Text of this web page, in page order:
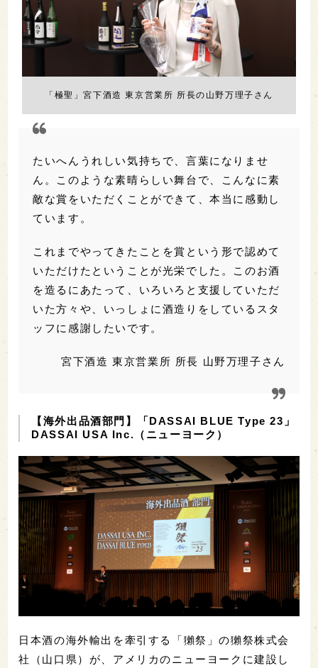
「極聖」宮下酒造 東京営業所 所長の山野万理子さん
たいへんうれしい気持ちで、言葉になりませ
ん。このような素晴らしい舞台で、こんなに素
敵な賞をいただくことができて、本当に感動し
ています。
これまでやってきたことを賞という形で認めて
いただけたということが光栄でした。このお酒
を造るにあたって、いろいろと支援していただ
いた方々や、いっしょに酒造りをしているスタ
ッフに感謝したいです。
宮下酒造 東京営業所 所長 山野万理子さん
【海外出品酒部門】「DASSAI BLUE Type 23」
DASSAI USA Inc.（ニューヨーク）
日本酒の海外輸出を牽引する「獺祭」の獺祭株式会
社（山口県）が、アメリカのニューヨークに建設し